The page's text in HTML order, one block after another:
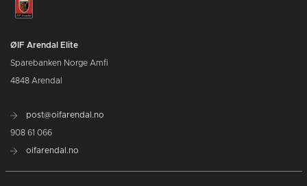
ØIF Arendal Elite
Sparebanken Norge Amfi
4848 Arendal
post@oifarendal.no
908 61 066
oifarendal.no